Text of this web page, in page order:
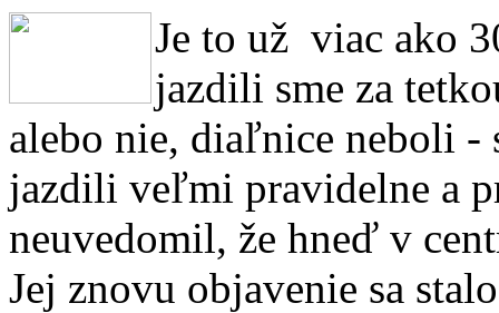
Je to už viac ako
jazdili sme za
alebo nie, diaľnice neboli -
jazdili veľmi pravidelne a
neuvedomil, že hneď v
Jej znovu objavenie sa